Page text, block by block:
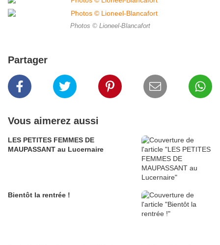
Photos © Lioneel-Blancafort
Partager
Vous aimerez aussi
LES PETITES FEMMES DE
MAUPASSANT au Lucernaire
Bientôt la rentrée !